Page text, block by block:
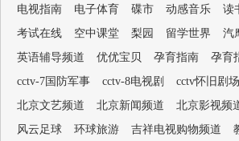
电视指南
电子体育 碟市 动感音乐 读
考试在线
空中课堂 梨园 留学世界 汽
英语辅导频道
优优宝贝 孕育指南 孕育
cctv-7国防军事
cctv-8电视剧 cctv怀旧剧场
北京文艺频道
北京新闻频道 北京影视频
风云足球
环球旅游 吉祥电视购物频道